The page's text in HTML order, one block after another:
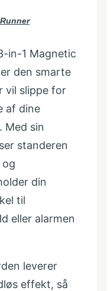
in-1 Magnetic
den smarte
vil slippe for
af dine
Med sin
standeren
og
din
til
eller alarmen
leverer
effekt, så